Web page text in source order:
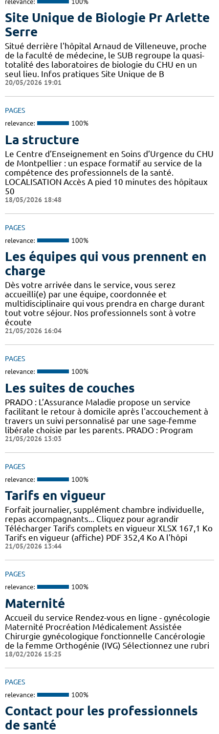
Site Unique de Biologie Pr Arlette
Serre
Situé derrière l'hôpital Arnaud de Villeneuve, proche
de la faculté de médecine, le SUB regroupe la quasi-
totalité des laboratoires de biologie du CHU en un
seul lieu. Infos pratiques Site Unique de B
20/05/2026 19:01
PAGES
relevance: 100%
La structure
Le Centre d’Enseignement en Soins d’Urgence du CHU
de Montpellier : un espace formatif au service de la
compétence des professionnels de la santé.
LOCALISATION Accès A pied 10 minutes des hôpitaux
50
18/05/2026 18:48
PAGES
relevance: 100%
Les équipes qui vous prennent en
charge
Dès votre arrivée dans le service, vous serez
accueilli(e) par une équipe, coordonnée et
multidisciplinaire qui vous prendra en charge durant
tout votre séjour. Nos professionnels sont à votre
écoute
21/05/2026 16:04
PAGES
relevance: 100%
Les suites de couches
PRADO : L’Assurance Maladie propose un service
facilitant le retour à domicile après l'accouchement à
travers un suivi personnalisé par une sage-femme
libérale choisie par les parents. PRADO : Program
21/05/2026 13:03
PAGES
relevance: 100%
Tarifs en vigueur
Forfait journalier, supplément chambre individuelle,
repas accompagnants... Cliquez pour agrandir
Télécharger Tarifs complets en vigueur XLSX 167,1 Ko
Tarifs en vigueur (affiche) PDF 352,4 Ko A l'hôpi
21/05/2026 13:44
PAGES
relevance: 100%
Maternité
Accueil du service Rendez-vous en ligne - gynécologie
Maternité Procréation Médicalement Assistée
Chirurgie gynécologique fonctionnelle Cancérologie
de la femme Orthogénie (IVG) Sélectionnez une rubri
18/02/2026 15:25
PAGES
relevance: 100%
Contact pour les professionnels
de santé